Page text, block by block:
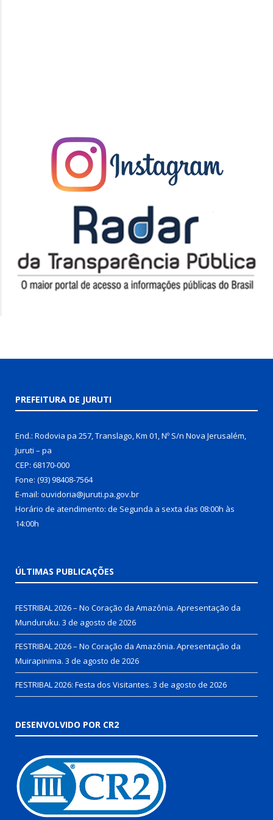
PREFEITURA DE JURUTI
End.: Rodovia pa 257, Translago, Km 01, Nº S/n Nova Jerusalém,
Juruti – pa
CEP: 68170-000
Fone: (93) 98408-7564
E-mail: ouvidoria@juruti.pa.gov.br
Horário de atendimento: de Segunda a sexta das 08:00h às
14:00h
ÚLTIMAS PUBLICAÇÕES
FESTRIBAL 2026 – No Coração da Amazônia. Apresentação da
Munduruku. 3 de agosto de 2026
FESTRIBAL 2026 – No Coração da Amazônia. Apresentação da
Muirapinima. 3 de agosto de 2026
FESTRIBAL 2026: Festa dos Visitantes. 3 de agosto de 2026
DESENVOLVIDO POR CR2